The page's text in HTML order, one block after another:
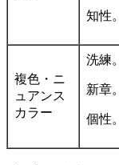
知性。
複色・ニ
ュアンス
カラー
洗練。
新章。
個性。